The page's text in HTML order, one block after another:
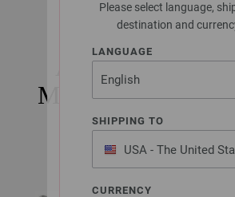
Please select language,
destination and
LANGUAGE
SHIPPING TO
USA - The United
of America
CURRENCY
LANA GROSSA
КРЮЧОК
МЯГКОЙ